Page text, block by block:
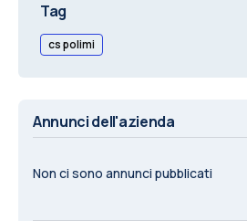
Tag
cs polimi
Annunci dell'azienda
Non ci sono annunci pubblicati